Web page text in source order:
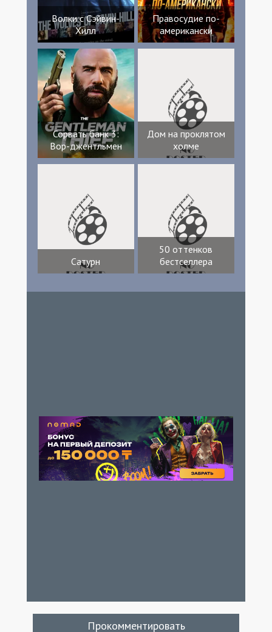
Волки с Сэйвин-
Хилл
Правосудие по-
американски
Сорвать банк 3:
Вор-джентльмен
Дом на проклятом
холме
Сатурн
50 оттенков
бестселлера
Прокомментировать